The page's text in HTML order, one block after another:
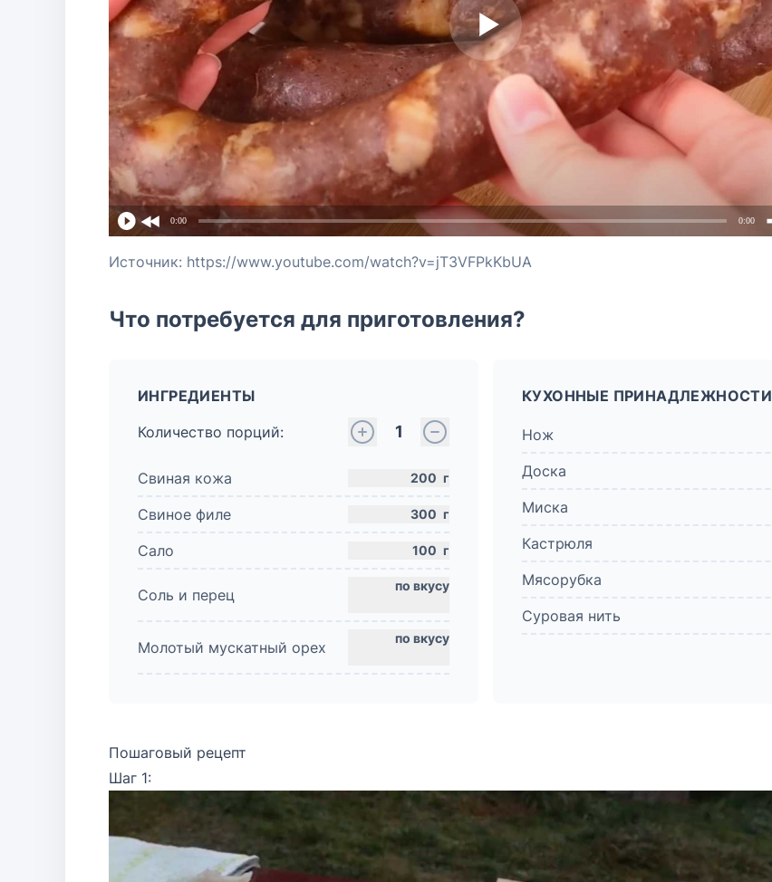
0:00 0:00
Источник: https://www.youtube.com/watch?v=jT3VFPkKbUA
Что потребуется для приготовления?
ИНГРЕДИЕНТЫ
Количество порций:
1
Свиная кожа 200 г
Свиное филе 300 г
Сало 100 г
Соль и перец
Молотый мускатный орех
КУХОННЫЕ ПРИНАДЛЕЖНОСТИ
Нож
Доска
Миска
Кастрюля
Мясорубка
Суровая нить
Пошаговый рецепт
Шаг 1: